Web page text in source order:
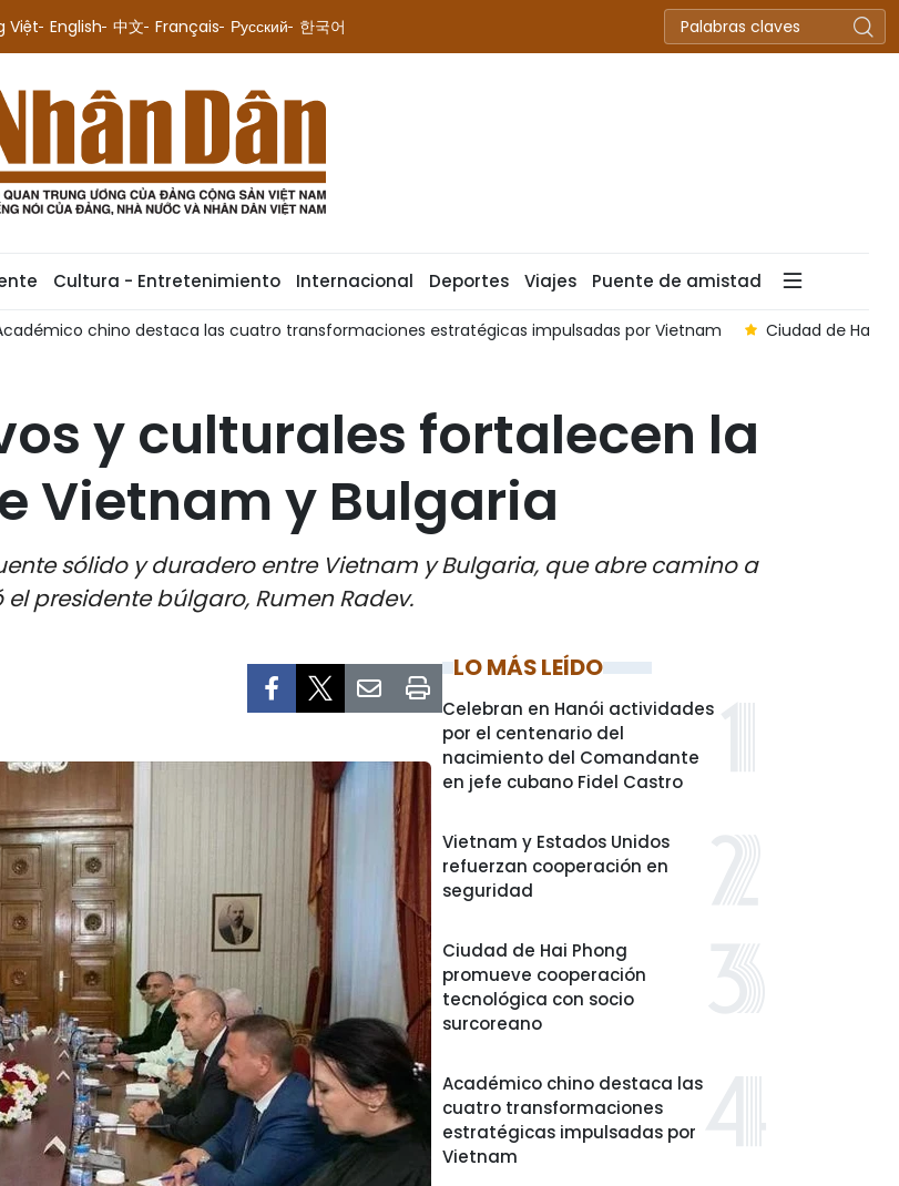
Việt English 中文 Français Русский 한국어
Cultura - Entretenimiento Internacional Deportes Viajes Puente de amistad
chino destaca las cuatro transformaciones estratégicas impulsadas por Vietnam Ciudad de Hai
y culturales fortalecen la
Vietnam y Bulgaria
sólido y duradero entre Vietnam y Bulgaria, que abre camino a
presidente búlgaro, Rumen Radev.
LO MÁS LEÍDO
Celebran en Hanói actividades
por el centenario del
nacimiento del Comandante
en jefe cubano Fidel Castro
Vietnam y Estados Unidos
refuerzan cooperación en
seguridad
Ciudad de Hai Phong
promueve cooperación
tecnológica con socio
surcoreano
Académico chino destaca las
cuatro transformaciones
estratégicas impulsadas por
Vietnam